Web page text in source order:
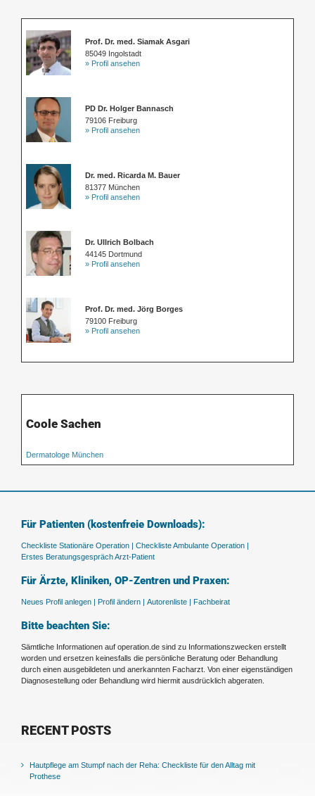
Prof. Dr. med. Siamak Asgari
85049 Ingolstadt
» Profil ansehen
PD Dr. Holger Bannasch
79106 Freiburg
» Profil ansehen
Dr. med. Ricarda M. Bauer
81377 München
» Profil ansehen
Dr. Ullrich Bolbach
44145 Dortmund
» Profil ansehen
Prof. Dr. med. Jörg Borges
79100 Freiburg
» Profil ansehen
Coole Sachen
Dermatologe München
Für Patienten (kostenfreie Downloads):
Checkliste Stationäre Operation | Checkliste Ambulante Operation |
Erstes Beratungsgespräch Arzt-Patient
Für Ärzte, Kliniken, OP-Zentren und Praxen:
Neues Profil anlegen | Profil ändern | Autorenliste | Fachbeirat
Bitte beachten Sie:
Sämtliche Informationen auf operation.de sind zu Informationszwecken erstellt
worden und ersetzen keinesfalls die persönliche Beratung oder Behandlung
durch einen ausgebildeten und anerkannten Facharzt. Von einer eigenständigen
Diagnosestellung oder Behandlung wird hiermit ausdrücklich abgeraten.
RECENT POSTS
Hautpflege am Stumpf nach der Reha: Checkliste für den Alltag mit
Prothese